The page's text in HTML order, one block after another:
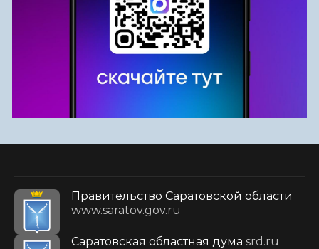
Правительство Саратовской области
www.saratov.gov.ru
Саратовская областная дума srd.ru